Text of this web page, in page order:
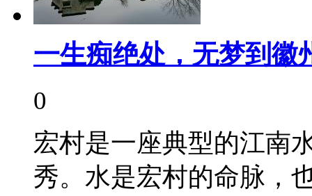
一生痴绝处，无梦到徽
0
宏村是一座典型的江南
秀。水是宏村的命脉，